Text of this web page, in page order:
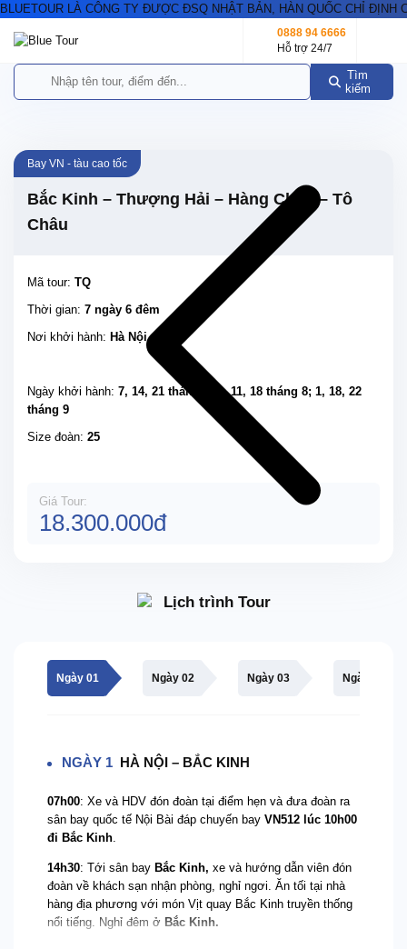
BLUETOUR LÀ CÔNG TY ĐƯỢC ĐSQ NHẬT BẢN, HÀN QUỐC CHỈ
0888 94 6666
Hỗ trợ 24/7
Tìm
kiếm
Bay VN - tàu cao tốc
Bắc Kinh – Thượng Hải – Hàng Châu – Tô
Châu
Mã tour: TQ
Thời gian: 7 ngày 6 đêm
Nơi khởi hành: Hà Nội
Ngày khởi hành: 7, 14, 21 tháng 7; 4, 11, 18 tháng 8; 1, 18, 22
tháng 9
Size đoàn: 25
Giá Tour:
18.300.000đ
Lịch trình Tour
Ngày 01 Ngày 02 Ngày 03 Ngày 04
NGÀY 1 HÀ NỘI – BẮC KINH
07h00: Xe và HDV đón đoàn tại điểm hẹn và đưa đoàn ra
sân bay quốc tế Nội Bài đáp chuyến bayVN512 lúc 10h00
đi Bắc Kinh.
14h30: Tới sân bay Bắc Kinh,xe và hướng dẫn viên đón
đoàn về khách sạn nhận phòng, nghỉ ngơi. Ăn tối tại nhà
hàng địa phương với món Vịt quay Bắc Kinh truyền thống
nổi tiếng. Nghỉ đêm ở Bắc Kinh.